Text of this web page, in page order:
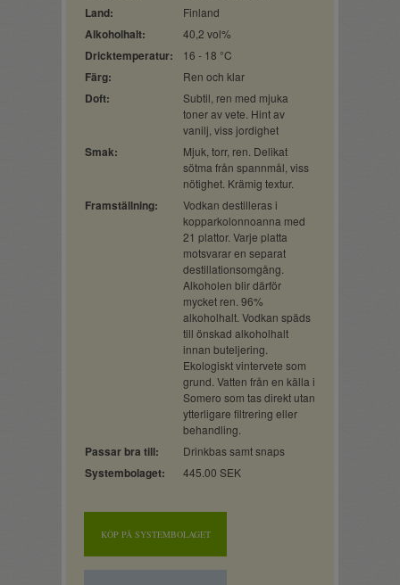
Land: Finland
Alkoholhalt: 40,2 vol%
Dricktemperatur: 16 - 18 °C
Färg: Ren och klar
Doft:
Subtil, ren med mjuka
toner av vete. Hint av
vanilj, viss jordighet
Smak:
Mjuk, torr, ren. Delikat
sötma från spannmål, viss
nötighet. Krämig textur.
Framställning:
Vodkan destilleras i
kopparkolonnoanna med
21 plattor. Varje platta
motsvarar en separat
destillationsomgång.
Alkoholen blir därför
mycket ren. 96%
alkoholhalt. Vodkan späds
till önskad alkoholhalt
innan buteljering.
Ekologiskt vintervete som
grund. Vatten från en källa i
Somero som tas direkt utan
ytterligare filtrering eller
behandling.
Passar bra till: Drinkbas samt snaps
Systembolaget: 445.00 SEK
KÖP PÅ SYSTEMBOLAGET